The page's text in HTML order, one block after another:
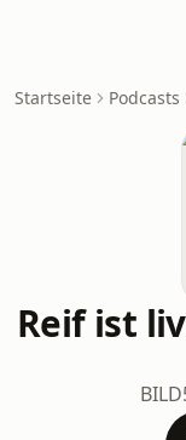
Startseite Podcasts
Reif ist
BILD